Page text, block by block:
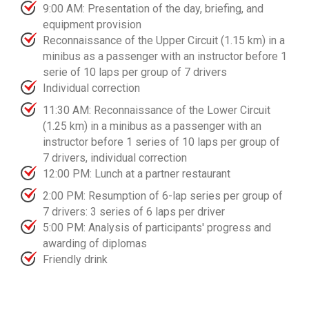
9:00 AM: Presentation of the day, briefing, and
equipment provision
Reconnaissance of the Upper Circuit (1.15 km) in a
minibus as a passenger with an instructor before 1
serie of 10 laps per group of 7 drivers
Individual correction
11:30 AM: Reconnaissance of the Lower Circuit
(1.25 km) in a minibus as a passenger with an
instructor before 1 series of 10 laps per group of
7 drivers, individual correction
12:00 PM: Lunch at a partner restaurant
2:00 PM: Resumption of 6-lap series per group of
7 drivers: 3 series of 6 laps per driver
5:00 PM: Analysis of participants' progress and
awarding of diplomas
Friendly drink